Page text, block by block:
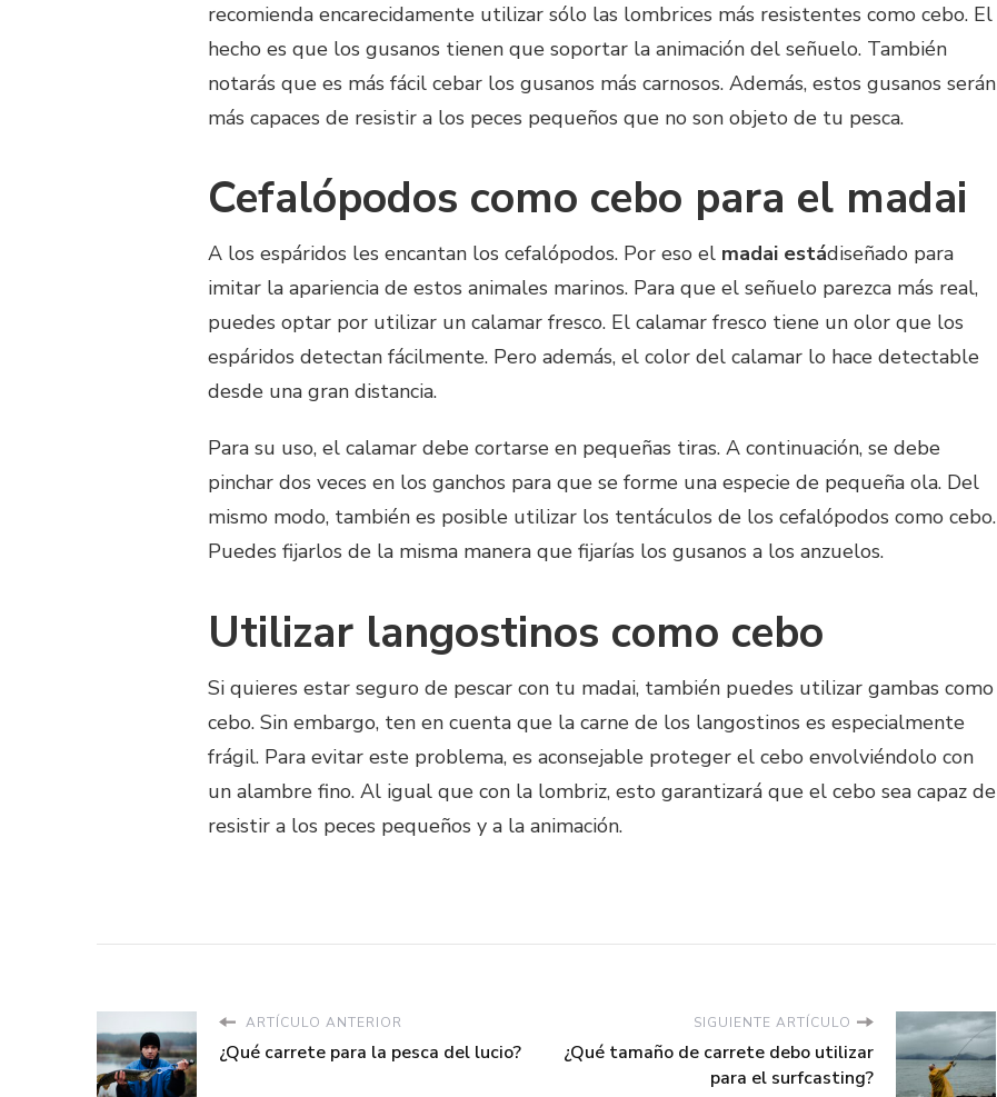
recomienda encarecidamente utilizar sólo las lombrices más resistentes como cebo. El
hecho es que los gusanos tienen que soportar la animación del señuelo. También
notarás que es más fácil cebar los gusanos más carnosos. Además, estos gusanos serán
más capaces de resistir a los peces pequeños que no son objeto de tu pesca.
Cefalópodos como cebo para el madai
A los espáridos les encantan los cefalópodos. Por eso el madai estádiseñado para
imitar la apariencia de estos animales marinos. Para que el señuelo parezca más real,
puedes optar por utilizar un calamar fresco. El calamar fresco tiene un olor que los
espáridos detectan fácilmente. Pero además, el color del calamar lo hace detectable
desde una gran distancia.
Para su uso, el calamar debe cortarse en pequeñas tiras. A continuación, se debe
pinchar dos veces en los ganchos para que se forme una especie de pequeña ola. Del
mismo modo, también es posible utilizar los tentáculos de los cefalópodos como cebo.
Puedes fijarlos de la misma manera que fijarías los gusanos a los anzuelos.
Utilizar langostinos como cebo
Si quieres estar seguro de pescar con tu madai, también puedes utilizar gambas como
cebo. Sin embargo, ten en cuenta que la carne de los langostinos es especialmente
frágil. Para evitar este problema, es aconsejable proteger el cebo envolviéndolo con
un alambre fino. Al igual que con la lombriz, esto garantizará que el cebo sea capaz de
resistir a los peces pequeños y a la animación.
ARTÍCULO ANTERIOR
¿Qué carrete para la pesca del lucio?
SIGUIENTE ARTÍCULO
¿Qué tamaño de carrete debo utilizar
para el surfcasting?